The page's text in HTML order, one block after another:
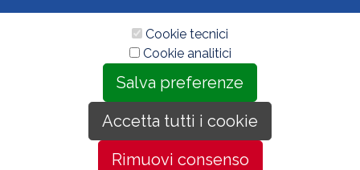
Cookie tecnici
Cookie analitici
Salva preferenze
Accetta tutti i cookie
Rimuovi consenso